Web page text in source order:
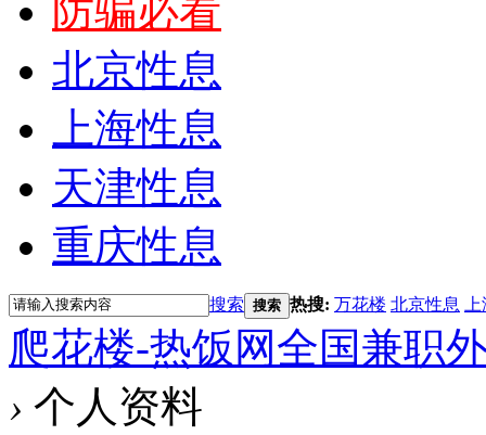
防骗必看
北京性息
上海性息
天津性息
重庆性息
搜索 搜索 热搜: 万花楼 北京性息
爬花楼-热饭网全国兼职
› 个人资料